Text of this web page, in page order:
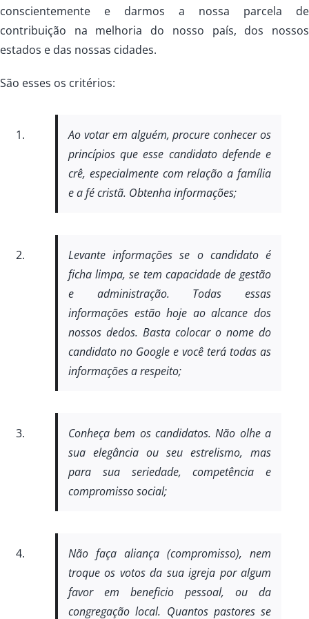
conscientemente e darmos a nossa parcela de
contribuição na melhoria do nosso país, dos nossos
estados e das nossas cidades.
São esses os critérios:
Ao votar em alguém, procure conhecer os
princípios que esse candidato defende e
crê, especialmente com relação a família
e a fé cristã. Obtenha informações;
Levante informações se o candidato é
ficha limpa, se tem capacidade de gestão
e administração. Todas essas
informações estão hoje ao alcance dos
nossos dedos. Basta colocar o nome do
candidato no Google e você terá todas as
informações a respeito;
Conheça bem os candidatos. Não olhe a
sua elegância ou seu estrelismo, mas
para sua seriedade, competência e
compromisso social;
Não faça aliança (compromisso), nem
troque os votos da sua igreja por algum
favor em beneficio pessoal, ou da
congregação local. Quantos pastores se